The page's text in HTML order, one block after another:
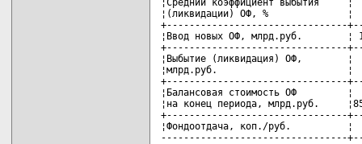
¦Средний коэффициент
¦(ликвидации) ОФ, %
+--------------------------------
¦Ввод новых ОФ, млрд.руб.        ¦
+--------------------------------
¦Выбытие (ликвидация) ОФ,
¦млрд.руб.                       ¦
+--------------------------------
¦Балансовая стоимость ОФ
¦на конец периода, млрд.руб.
+--------------------------------
¦Фондоотдача, коп./руб.
---------------------------------